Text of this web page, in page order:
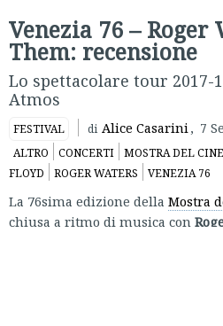
Venezia 76 – Roger
Them: recensione
Lo spettacolare tour 2017-
Atmos
FESTIVAL di Alice Casarini , 7
ALTRO CONCERTI MOSTRA DEL
FLOYD
ROGER WATERS VENEZIA 76
La 76sima edizione della Mostra
chiusa a ritmo di musica con